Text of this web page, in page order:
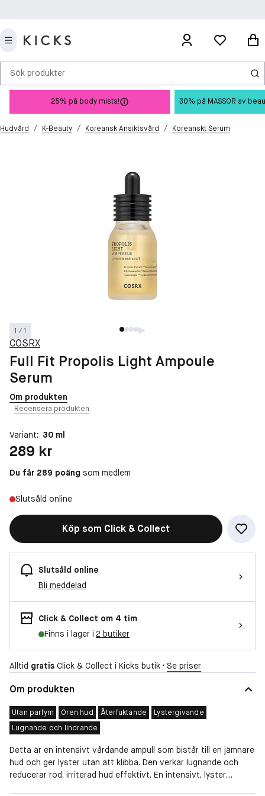
Sök produkter
25% på body mists! 30% på MASSOR av
Hudvård / K-Beauty / Koreansk Ansiktsvård / Koreanskt Serum
1 / 1
COSRX
Full Fit Propolis Light Ampoule
Serum
Om produkten
Recensera produkten
Variant: 30 ml
Pris: 289 kr
289 kr
Du får 289 poäng som medlem
Slutsåld online
Köp som Click & Collect
Slutsåld online
Bli meddelad
Click & Collect om 4 tim
Finns i lager i 2 butiker
Alltid gratis Click & Collect i Kicks butik · Se priser
Om produkten
Utan parfym Oren hud Återfuktande
Lystergivande
Lugnande och lindrande
Detta är en intensivt vårdande ampull som bistår till en jämnare
hud och ger lyster utan att klibba. Den verkar lugnande och
reducerar röd, irriterad hud effektivt. En intensivt, lyster